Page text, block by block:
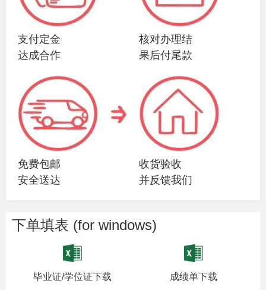
支付定金
达成合作
核对办理结
果后付尾款
免费包邮
安全送达
收货验收
并反馈我们
下单填表 (for windows)
毕业证/学位证下载 成绩单下载